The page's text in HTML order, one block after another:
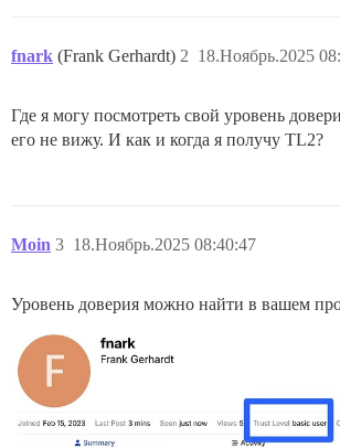
fnark (Frank Gerhardt) 18.Ноябрь.2025
2
Где я могу посмотреть свой уровень
его не вижу. И как и когда я получу TL2?
Moin 18.Ноябрь.2025 08:40:47
3
Уровень доверия можно найти в вашем